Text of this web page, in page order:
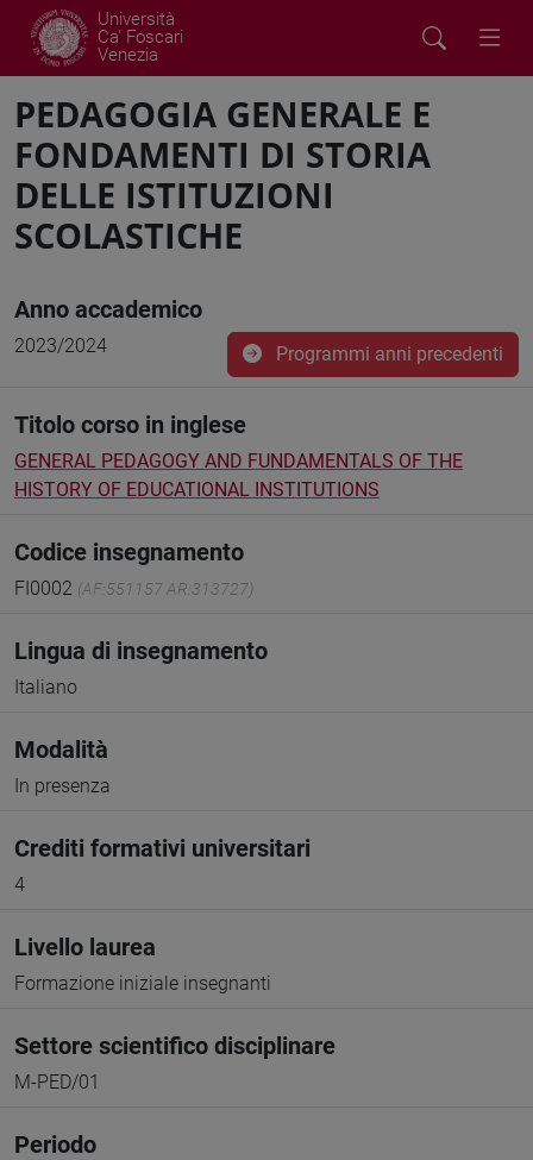
Università
Ca' Foscari
Venezia
PEDAGOGIA GENERALE E
FONDAMENTI DI STORIA
DELLE ISTITUZIONI
SCOLASTICHE
Anno accademico
2023/2024 Programmi anni precedenti
Titolo corso in inglese
GENERAL PEDAGOGY AND FUNDAMENTALS OF THE
HISTORY OF EDUCATIONAL INSTITUTIONS
Codice insegnamento
FI0002 (AF:551157 AR:313727)
Lingua di insegnamento
Italiano
Modalità
In presenza
Crediti formativi universitari
4
Livello laurea
Formazione iniziale insegnanti
Settore scientifico disciplinare
M-PED/01
Periodo